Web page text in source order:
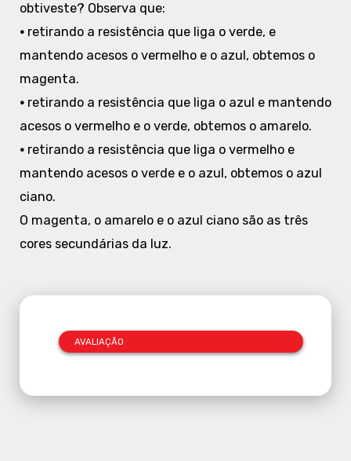
obtiveste? Observa que:
•retirando a resistência que liga o verde, e
mantendo acesos o vermelho e o azul, obtemos o
magenta.
•retirando a resistência que liga o azul e mantendo
acesos o vermelho e o verde, obtemos o amarelo.
•retirando a resistência que liga o vermelho e
mantendo acesos o verde e o azul, obtemos o azul
ciano.
O magenta, o amarelo e o azul ciano são as três
cores secundárias da luz.
AVALIAÇÃO